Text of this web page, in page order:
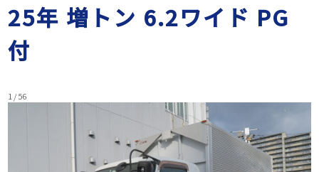
25年 増トン 6.2ワイド PG
付
1 / 56